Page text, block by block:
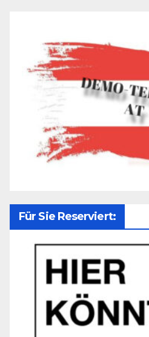
Für Sie Reserviert: